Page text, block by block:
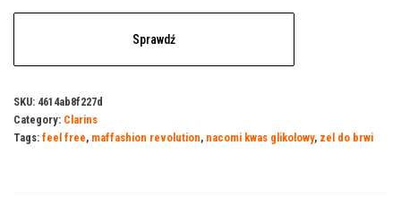
Sprawdź
SKU: 4614ab8f227d
Category: Clarins
Tags: feel free, maffashion revolution, nacomi kwas glikolowy, zel do brwi